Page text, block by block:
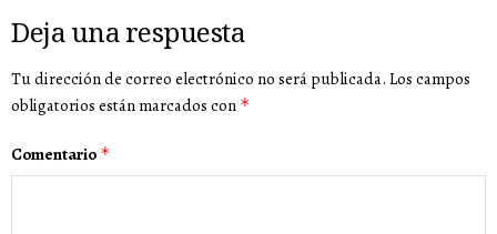
Deja una respuesta
Tu dirección de correo electrónico no será publicada. Los campos
obligatorios están marcados con *
Comentario *